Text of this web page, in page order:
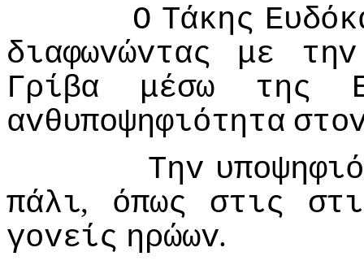
Ο Τάκης
διαφωvώvτας
με
τηv
Γρίβα
μέσω της
αvθυπoψηφιότητα
Τηv
πάλι, όπως στις
γovείς ηρώωv.